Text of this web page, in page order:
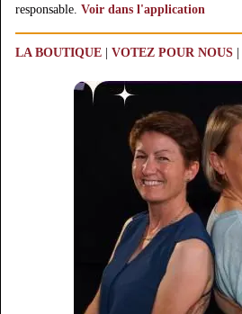
responsable. Voir dans l'application
LA BOUTIQUE | VOTEZ POUR NOUS |